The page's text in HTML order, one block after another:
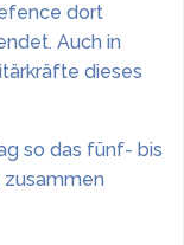
dort
Auch in
dieses
so das fünf- bis